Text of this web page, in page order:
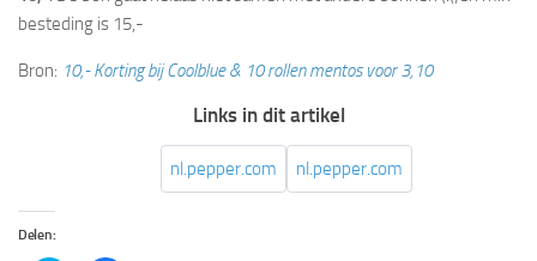
besteding is 15,-
Bron: 10,- Korting bij Coolblue & 10 rollen mentos voor 3,10
Links in dit artikel
nl.pepper.com nl.pepper.com
Delen: